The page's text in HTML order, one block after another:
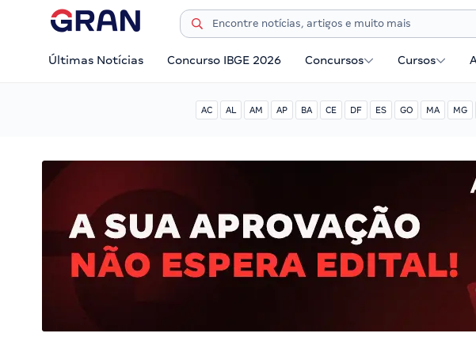
Últimas Notícias Concurso IBGE 2026 Concursos Cursos
AC AL AM AP BA CE DF ES GO MA MG